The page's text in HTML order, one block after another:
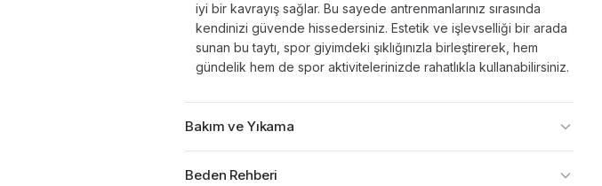
iyi bir kavrayış sağlar. Bu sayede antrenmanlarınız sırasında
kendinizi güvende hissedersiniz. Estetik ve işlevselliği bir arada
sunan bu taytı, spor giyimdeki şıklığınızla birleştirerek, hem
gündelik hem de spor aktivitelerinizde rahatlıkla kullanabilirsiniz.
Bakım ve Yıkama
Beden Rehberi